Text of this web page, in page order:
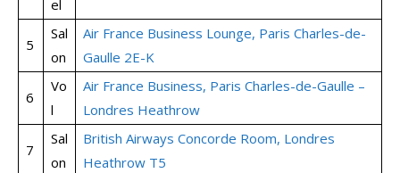
el
5
Sal
on
Air France Business Lounge, Paris Charles-de-
Gaulle 2E-K
6
Vo
l
Air France Business, Paris Charles-de-Gaulle –
Londres Heathrow
7
Sal
on
British Airways Concorde Room, Londres
Heathrow T5